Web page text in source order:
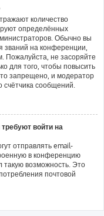
количество
определённых
Обычно вы
званий на конференции,
Пожалуйста, не засоряйте
для того, чтобы повысить
запрещено, и модератор
счётчика сообщений.
войти на
отправлять email-
в конференцию
такую возможность. Это
почтовой